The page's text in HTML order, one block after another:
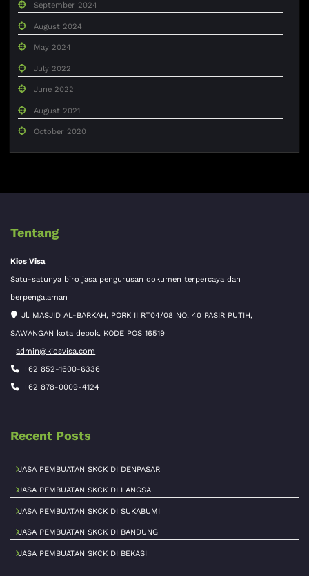
September 2024
August 2024
May 2024
July 2022
June 2022
August 2021
October 2020
Tentang
Kios Visa
Satu-satunya biro jasa pengurusan dokumen terpercaya dan
berpengalaman
Jl. MASJID AL-BARKAH, PORK II RT04/08 NO. 40 PASIR PUTIH,
SAWANGAN kota depok. KODE POS 16519
admin@kiosvisa.com
+62 852-1600-6336
+62 878-0009-4124
Recent Posts
JASA PEMBUATAN SKCK DI DENPASAR
JASA PEMBUATAN SKCK DI LANGSA
JASA PEMBUATAN SKCK DI SUKABUMI
JASA PEMBUATAN SKCK DI BANDUNG
JASA PEMBUATAN SKCK DI BEKASI